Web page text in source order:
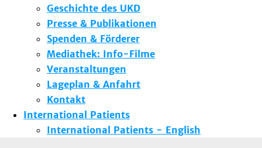
Geschichte des UKD
Presse & Publikationen
Spenden & Förderer
Mediathek: Info-Filme
Veranstaltungen
Lageplan & Anfahrt
Kontakt
International Patients
International Patients - English